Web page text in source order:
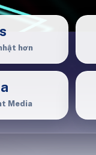
hơn
Media